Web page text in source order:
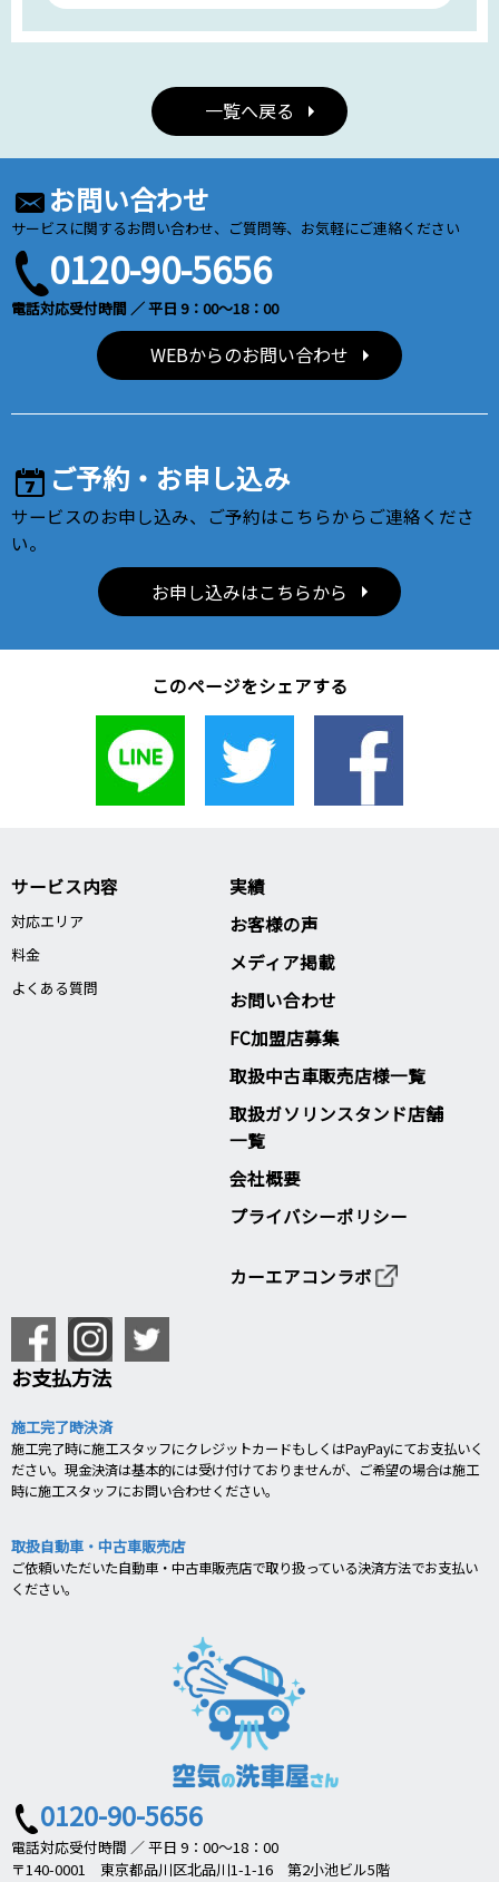
一覧へ戻る
お問い合わせ
サービスに関するお問い合わせ、ご質問等、お気軽にご連絡ください
0120-90-5656
電話対応受付時間 ／ 平日 9：00～18：00
WEBからのお問い合わせ
ご予約・お申し込み
サービスのお申し込み、ご予約はこちらからご連絡くださ
い。
お申し込みはこちらから
このページをシェアする
サービス内容
対応エリア
料金
よくある質問
実績
お客様の声
メディア掲載
お問い合わせ
FC加盟店募集
取扱中古車販売店様一覧
取扱ガソリンスタンド店舗
一覧
会社概要
プライバシーポリシー
カーエアコンラボ
お支払方法
施工完了時決済
施工完了時に施工スタッフにクレジットカードもしくはPayPayにてお支払いく
ださい。現金決済は基本的には受け付けておりませんが、ご希望の場合は施工
時に施工スタッフにお問い合わせください。
取扱自動車・中古車販売店
ご依頼いただいた自動車・中古車販売店で取り扱っている決済方法でお支払い
ください。
0120-90-5656
電話対応受付時間 ／ 平日 9：00～18：00
〒140-0001 東京都品川区北品川1-1-16 第2小池ビル5階